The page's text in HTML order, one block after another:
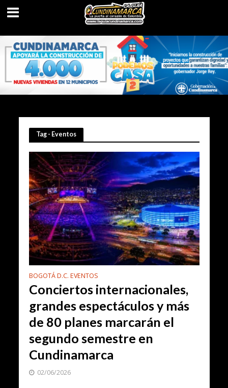
Tag - Eventos
BOGOTÁ D.C. EVENTOS
Conciertos internacionales,
grandes espectáculos y más
de 80 planes marcarán el
segundo semestre en
Cundinamarca
02/06/2026